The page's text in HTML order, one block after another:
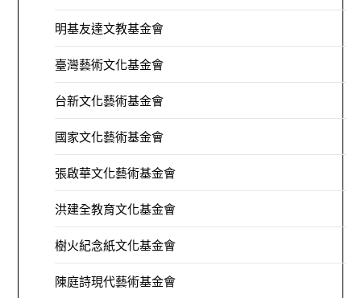
明基友達文教基金會
臺灣藝術文化基金會
台新文化藝術基金會
國家文化藝術基金會
張啟華文化藝術基金會
洪建全教育文化基金會
樹火紀念紙文化基金會
陳庭詩現代藝術基金會